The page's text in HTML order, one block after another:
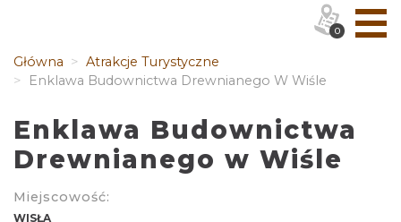
Główna
Atrakcje Turystyczne
Enklawa Budownictwa Drewnianego W Wiśle
Enklawa Budownictwa
Drewnianego w Wiśle
Miejscowość:
WISŁA
0